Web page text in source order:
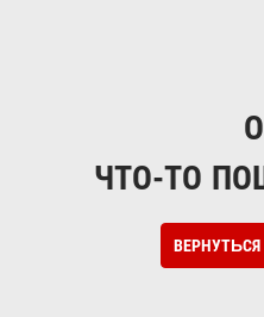
ЧТО-ТО